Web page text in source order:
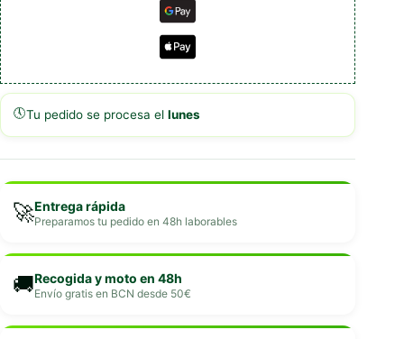
🕔Tu pedido se procesa el lunes
🚀Entrega rápida
Preparamos tu pedido en 48h laborables
🚚Recogida y moto en 48h
Envío gratis en BCN desde 50€